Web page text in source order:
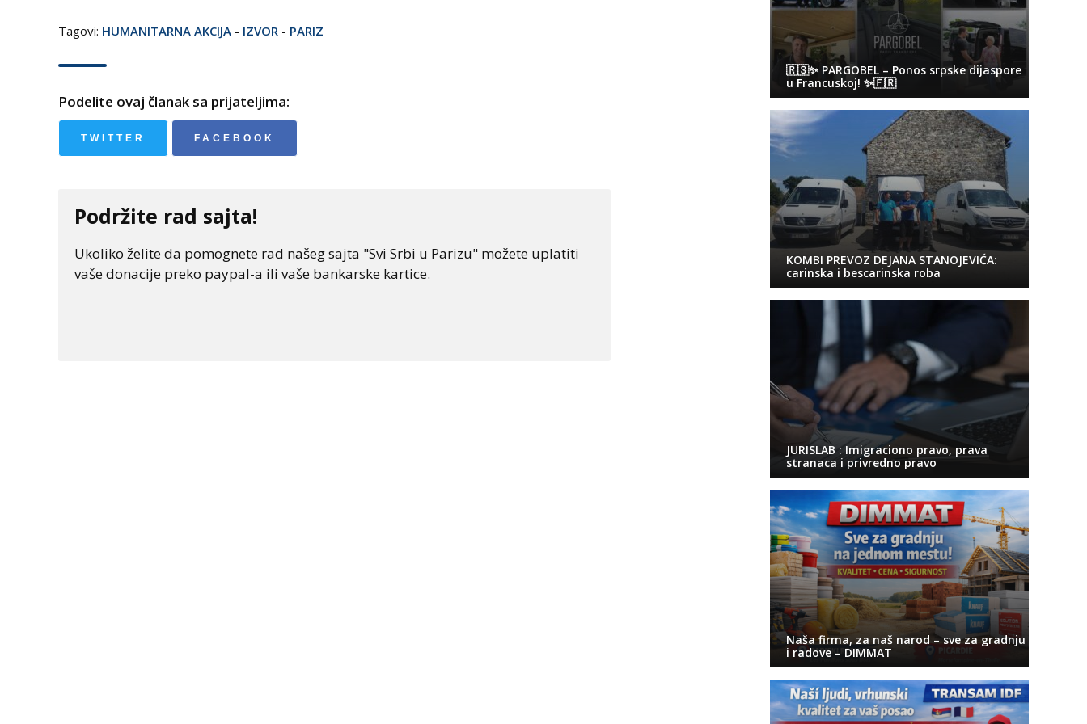
Tagovi: HUMANITARNA AKCIJA - IZVOR - PARIZ
Podelite ovaj članak sa prijateljima:
TWITTER FACEBOOK
Podržite rad sajta!
Ukoliko želite da pomognete rad našeg sajta "Svi Srbi u Parizu" možete uplatiti
vaše donacije preko paypal-a ili vaše bankarske kartice.
🇷🇸✨ PARGOBEL – Ponos srpske dijaspore
u Francuskoj! ✨🇫🇷
KOMBI PREVOZ DEJANA STANOJEVIĆA:
carinska i bescarinska roba
JURISLAB : Imigraciono pravo, prava
stranaca i privredno pravo
Naša firma, za naš narod – sve za gradnju
i radove – DIMMAT